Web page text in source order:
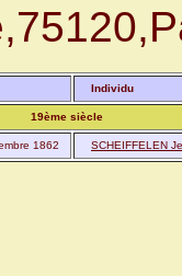
Individu
19ème siècle
1862 SCHEIFFELEN